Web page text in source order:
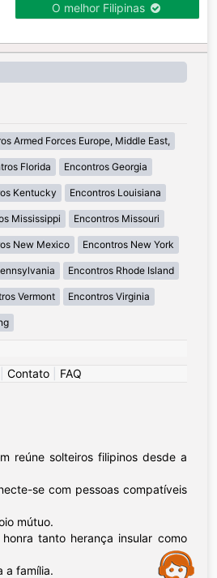
O melhor Filipinas
Armed Forces Europe, Middle East,
Florida Encontros Georgia
Kentucky Encontros Louisiana
Mississippi Encontros Missouri
New Mexico Encontros New York
Encontros Rhode Island
Vermont Encontros Virginia
Contato FAQ
reúne solteiros filipinos desde a
se com pessoas compatíveis
mútuo.
tanto herança insular como
a família.